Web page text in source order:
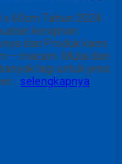
x 60cm Tahun 2024
kerajinan
dari Produk kami
– macam. Mulai dari
lagi untuk jenis
selengkapnya